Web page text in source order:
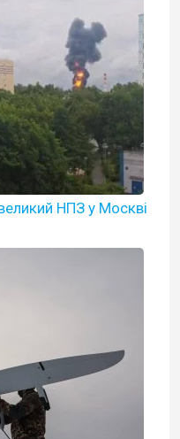
НПЗ у Москві